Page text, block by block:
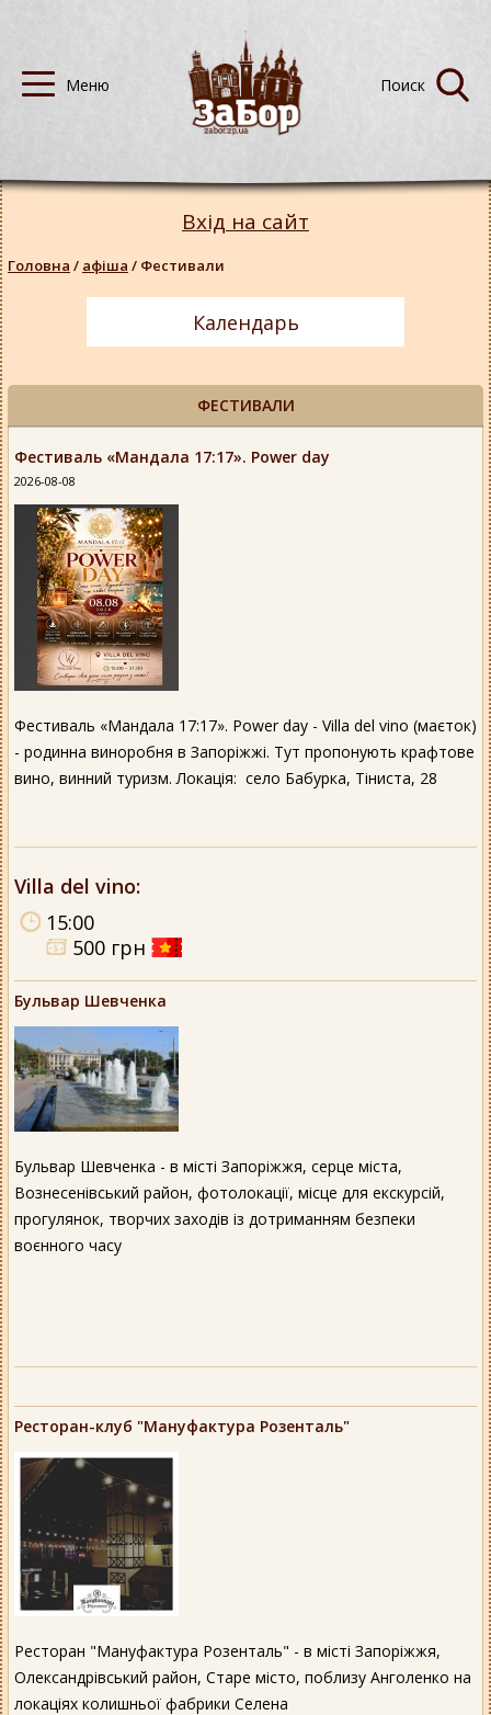
ФЕСТИВАЛИ
Фестиваль «Мандала 17:17». Power day
2026-08-08
Фестиваль «Мандала 17:17». Power day - Villa del vino (маєток)
- родинна виноробня в Запоріжжі. Тут пропонують крафтове
вино, винний туризм. Локація: село Бабурка, Тіниста, 28
Villa del vino:
15:00
500 грн
Бульвар Шевченка
Бульвар Шевченка - в місті Запоріжжя, серце міста,
Вознесенівський район, фотолокації, місце для екскурсій,
прогулянок, творчих заходів із дотриманням безпеки
воєнного часу
Ресторан-клуб "Мануфактура Розенталь"
Ресторан "Мануфактура Розенталь" - в місті Запоріжжя,
Олександрівський район, Старе місто, поблизу Анголенко на
локаціях колишньої фабрики Селена
Вхід на сайт
Головна / афіша / Фестивали
Календарь